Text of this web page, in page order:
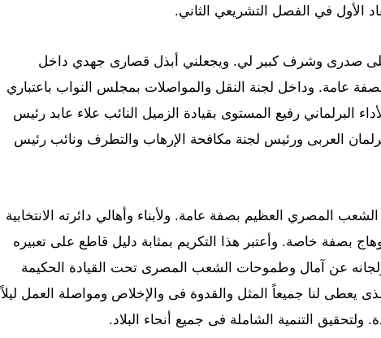
الأول في الفصل التشريعي الثاني.
على صدرى وشرف كبير لي. ويجعلني أبذل قصارى جهدي داخل
عامة. وداخل لجنة النقل والمواصلات بمجلس النواب باعتباري
البرلماني رفيع المستوى بقيادة الزميل النائب علاء عابد رئيس
العربى ورئيس لجنة مكافحة الإرهاب والتطرف ونائب رئيس
المصري العظيم بصفة عامة. ولأبناء وأهالي دائرته الانتخابية
بصفة خاصة. وأعتبر هذا التكريم بمثابة دليل قاطع على تعبيره
عن آمال وطموحات الشعب المصرى تحت القيادة الحكيمة
يعطى لنا جميعاً المثل والقدوة فى والإخلاص ومواصلة العمل ليلاً
ولتحقيق التنمية الشاملة فى جميع أنحاء البلاد.